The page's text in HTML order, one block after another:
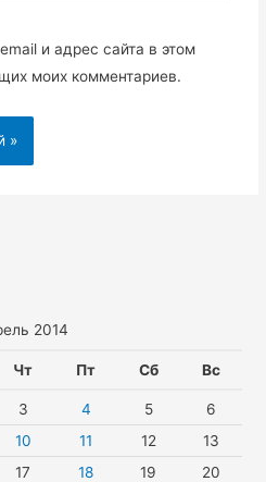
и адрес сайта в этом
моих комментариев.
2014
Чт Пт Сб Вс
3 4 5
6
10 11 12
13
17 18 19 20